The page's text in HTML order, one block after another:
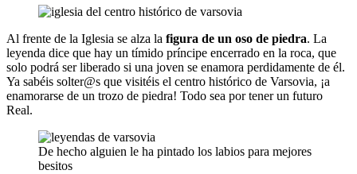
Al frente de la Iglesia se alza la figura de un oso de piedra. La
leyenda dice que hay un tímido príncipe encerrado en la roca, que
solo podrá ser liberado si una joven se enamora perdidamente de él.
Ya sabéis solter@s que visitéis el centro histórico de Varsovia, ¡a
enamorarse de un trozo de piedra! Todo sea por tener un futuro
Real.
De hecho alguien le ha pintado los labios para mejores
besitos